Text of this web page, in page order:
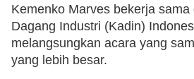
Kemenko Marves bekerja
Dagang Industri (Kadin)
melangsungkan acara yang
yang lebih besar.